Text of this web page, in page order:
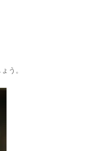
う。